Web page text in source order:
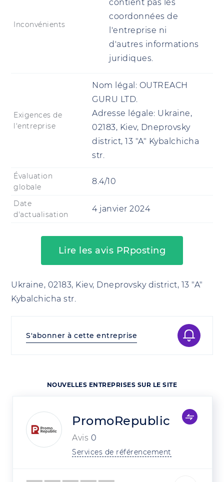
Inconvénients
contient pas les
coordonnées de
l'entreprise ni
d'autres informations
juridiques.
Exigences de
l'entreprise
Nom légal: OUTREACH
GURU LTD.
Adresse légale: Ukraine,
02183, Kiev, Dneprovsky
district, 13 "A" Kybalchicha
str.
Évaluation
globale
8.4/10
Date
d'actualisation
4 janvier 2024
Lire les avis PRposting
Ukraine, 02183, Kiev, Dneprovsky district, 13 "A"
Kybalchicha str.
S'abonner à cette entreprise
NOUVELLES ENTREPRISES SUR LE SITE
PromoRepublic
Avis 0
Services de référencement